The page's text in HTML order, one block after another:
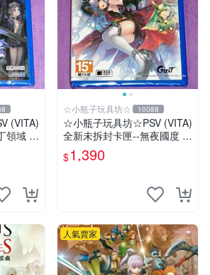
(VITA)
領域 里
☆小瓶子玩具坊☆ 10088
☆小瓶子玩具坊☆PSV (VITA)
全新未拆封卡匣--無夜國度 中
文版
$1,390
人氣賣家